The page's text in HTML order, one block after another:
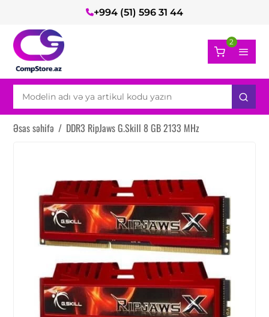
+994 (51) 596 31 44
2
Əsas səhifə / DDR3 RipJaws G.Skill 8 GB 2133 MHz